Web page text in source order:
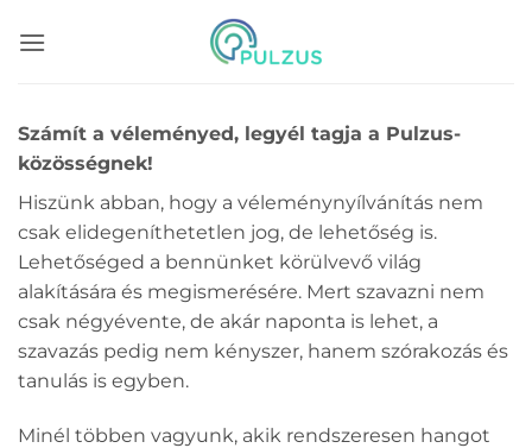
Számít a véleményed, legyél tagja a Pulzus-
közösségnek!
Hiszünk abban, hogy a véleménynyílvánítás nem
csak elidegeníthetetlen jog, de lehetőség is.
Lehetőséged a bennünket körülvevő világ
alakítására és megismerésére. Mert szavazni nem
csak négyévente, de akár naponta is lehet, a
szavazás pedig nem kényszer, hanem szórakozás és
tanulás is egyben.
Minél többen vagyunk, akik rendszeresen hangot